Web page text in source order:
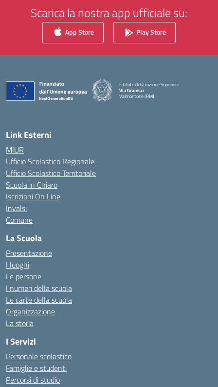
Scarica la nostra app ufficiale su:
App Store Play Store
Istituto di Istruzione Superiore
Via Gramsci
Valmontone (RM)
Link Esterni
MIUR
Ufficio Scolastico Regionale
Ufficio Scolastico Territoriale
Scuola in Chiaro
Iscrizioni On Line
Invalsi
Comune
La Scuola
Presentazione
I luoghi
Le persone
I numeri della scuola
Le carte della scuola
Organizzazione
La storia
I Servizi
Personale scolastico
Famiglie e studenti
Percorsi di studio